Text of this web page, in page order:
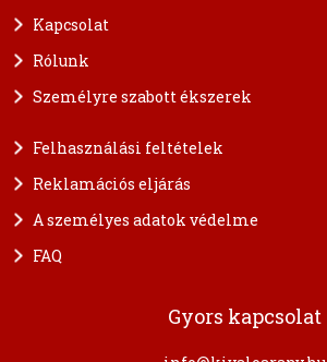
Kapcsolat
Rólunk
Személyre szabott ékszerek
Felhasználási feltételek
Reklamációs eljárás
A személyes adatok védelme
FAQ
Gyors kapcsolat